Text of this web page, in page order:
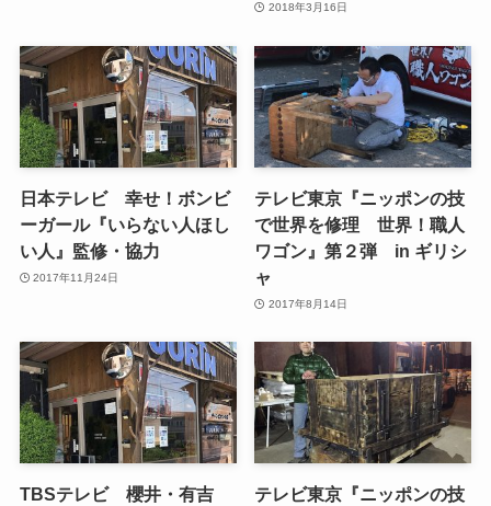
2018年3月16日
日本テレビ 幸せ！ボンビ
ーガール『いらない人ほし
い人』監修・協力
2017年11月24日
テレビ東京『ニッポンの技
で世界を修理 世界！職人
ワゴン』第２弾 in ギリシ
ャ
2017年8月14日
TBSテレビ 櫻井・有吉
テレビ東京『ニッポンの技